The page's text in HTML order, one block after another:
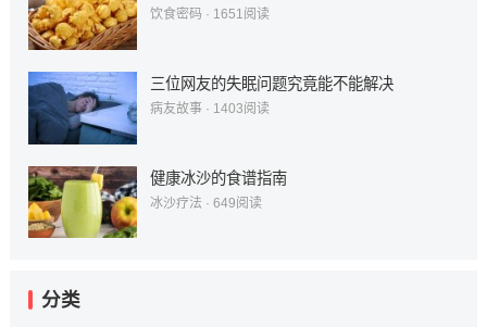
饮食密码 · 1651阅读
三位网友的失眠问题究竟能不能解决
病友故事· 1403阅读
健康冰沙的食谱指南
冰沙疗法 · 649阅读
分类